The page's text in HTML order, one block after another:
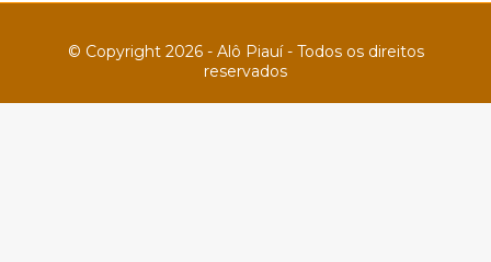
© Copyright 2026 - Alô Piauí - Todos os direitos
reservados